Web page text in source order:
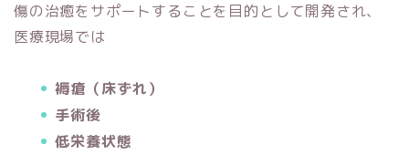
傷の治癒をサポートすることを目的として開発され、
医療現場では
褥瘡（床ずれ）
手術後
低栄養状態